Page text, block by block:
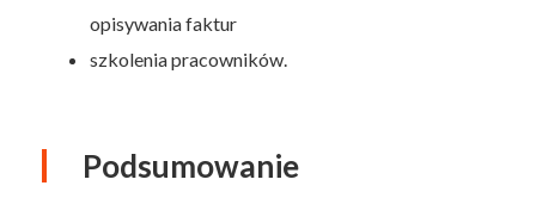
opisywania faktur
szkolenia pracowników.
Podsumowanie